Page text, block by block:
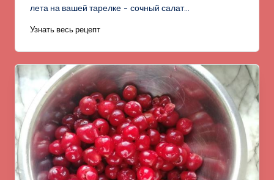
лета на вашей тарелке - сочный салат…
Узнать весь рецепт